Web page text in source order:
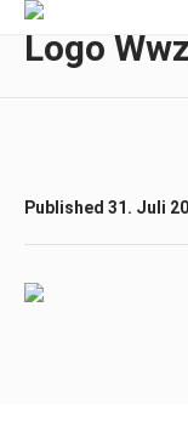
Logo
Published 31. Juli